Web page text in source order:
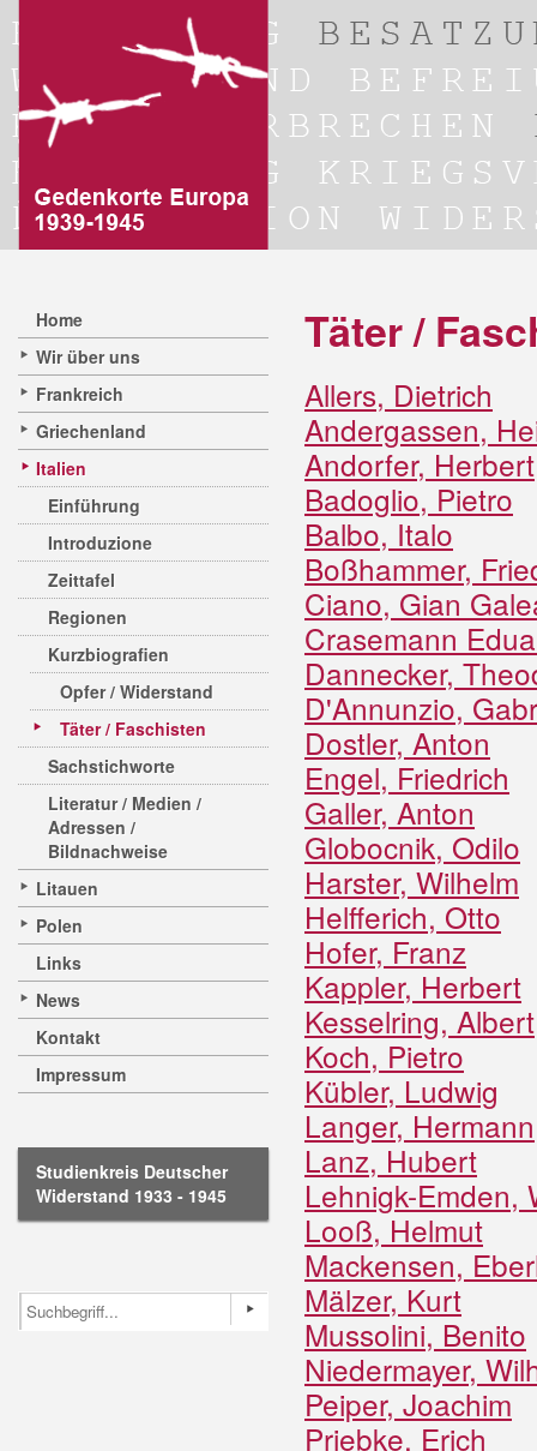
Home
Wir über uns
Frankreich
Griechenland
Italien
Einführung
Introduzione
Zeittafel
Regionen
Kurzbiografien
Opfer / Widerstand
Täter / Faschisten
Sachstichworte
Literatur / Medien /
Adressen /
Bildnachweise
Litauen
Polen
Links
News
Kontakt
Impressum
Studienkreis Deutscher
Widerstand 1933 - 1945
Täter /
Allers, Dietrich
Andergassen,
Andorfer, Herbert
Badoglio, Pietro
Balbo, Italo
Boßhammer,
Ciano, Gian
Crasemann
Dannecker,
D'Annunzio,
Dostler, Anton
Engel, Friedrich
Galler, Anton
Globocnik, Odilo
Harster, Wilhelm
Helfferich, Otto
Hofer, Franz
Kappler, Herbert
Kesselring, Albert
Koch, Pietro
Kübler, Ludwig
Langer, Hermann
Lanz, Hubert
Lehnigk-Emden,
Looß, Helmut
Mackensen,
Mälzer, Kurt
Mussolini, Benito
Niedermayer,
Peiper, Joachim
Priebke, Erich